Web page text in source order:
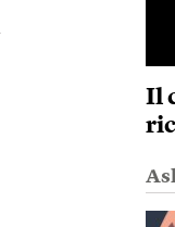
Il